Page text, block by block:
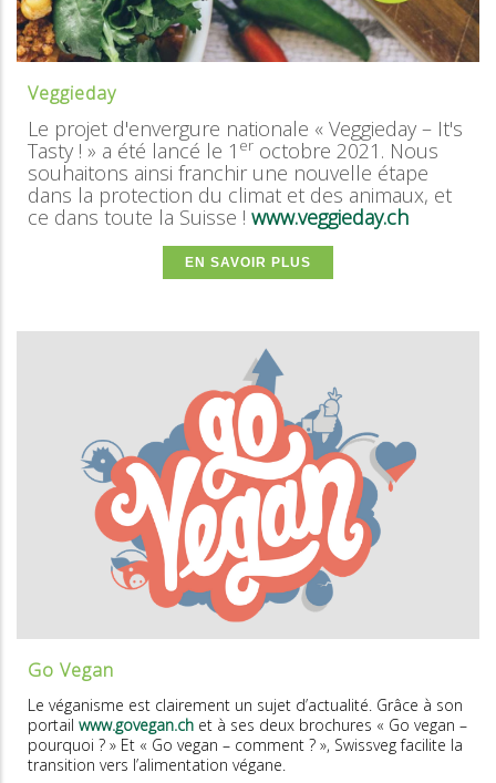
Veggieday
Le projet d'envergure nationale « Veggieday – It's
Tasty ! » a été lancé le 1 er octobre 2021. Nous
souhaitons ainsi franchir une nouvelle étape
dans la protection du climat et des animaux, et
ce dans toute la Suisse ! www.veggieday.ch
EN SAVOIR PLUS
Go Vegan
Le véganisme est clairement un sujet d’actualité. Grâce à son
portail www.govegan.ch et à ses deux brochures « Go vegan –
pourquoi ? » Et « Go vegan – comment ? », Swissveg facilite la
transition vers l’alimentation végane.